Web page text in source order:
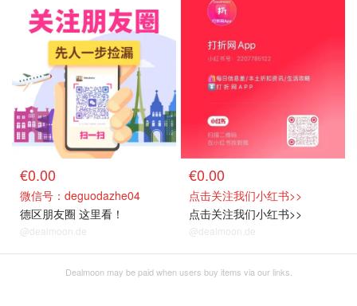
关注我们
€0.00
微信号：deguodazhe04
德区朋友圈 这里看！
@dealmoon.de
关注我们
€0.00
点击关注我们小红书>>
点击关注我们小红书>>
@dealmoon.de
Dealmoon may be paid when users buy items via our links.